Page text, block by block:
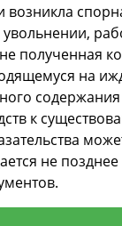
возникла
полученная
на
к
не